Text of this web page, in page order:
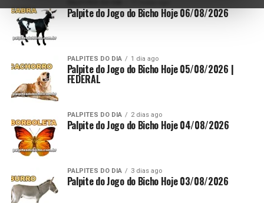
Palpite do Jogo do Bicho Hoje 06/08/2026
PALPITES DO DIA 1 dia ago
Palpite do Jogo do Bicho Hoje 05/08/2026 |
FEDERAL
PALPITES DO DIA 2 dias ago
Palpite do Jogo do Bicho Hoje 04/08/2026
PALPITES DO DIA 3 dias ago
Palpite do Jogo do Bicho Hoje 03/08/2026